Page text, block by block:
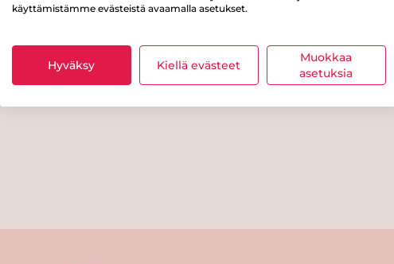
käyttämistämme evästeistä avaamalla asetukset.
Hyväksy Kiellä evästeet
Muokkaa
asetuksia